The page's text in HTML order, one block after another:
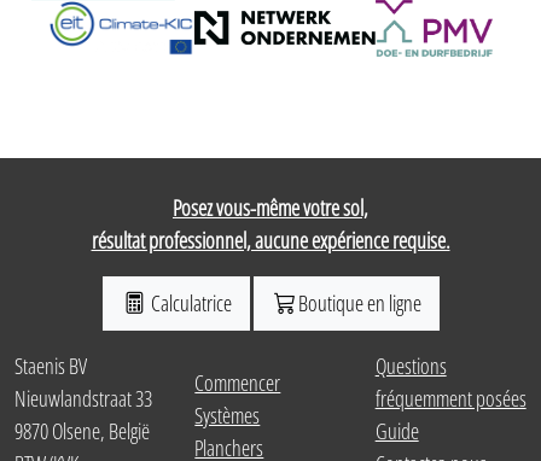
Posez vous-même votre sol,
résultat professionnel, aucune expérience requise.
Calculatrice Boutique en ligne
Staenis BV
Nieuwlandstraat 33
9870 Olsene, België
Commencer
Systèmes
Planchers
Questions
fréquemment posées
Guide